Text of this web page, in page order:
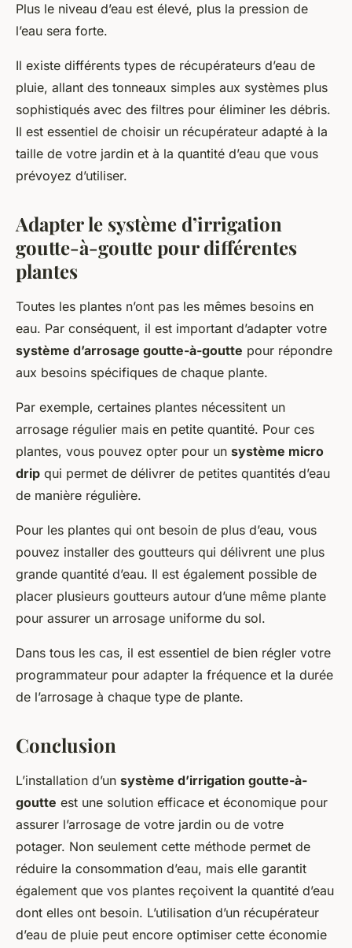
Plus le niveau d’eau est élevé, plus la pression de
l’eau sera forte.
Il existe différents types de récupérateurs d’eau de
pluie, allant des tonneaux simples aux systèmes plus
sophistiqués avec des filtres pour éliminer les débris.
Il est essentiel de choisir un récupérateur adapté à la
taille de votre jardin et à la quantité d’eau que vous
prévoyez d’utiliser.
Adapter le système d’irrigation
goutte-à-goutte pour différentes
plantes
Toutes les plantes n’ont pas les mêmes besoins en
eau. Par conséquent, il est important d’adapter votre
système d’arrosage goutte-à-goutte pour répondre
aux besoins spécifiques de chaque plante.
Par exemple, certaines plantes nécessitent un
arrosage régulier mais en petite quantité. Pour ces
plantes, vous pouvez opter pour un système micro
drip qui permet de délivrer de petites quantités d’eau
de manière régulière.
Pour les plantes qui ont besoin de plus d’eau, vous
pouvez installer des goutteurs qui délivrent une plus
grande quantité d’eau. Il est également possible de
placer plusieurs goutteurs autour d’une même plante
pour assurer un arrosage uniforme du sol.
Dans tous les cas, il est essentiel de bien régler votre
programmateur pour adapter la fréquence et la durée
de l’arrosage à chaque type de plante.
Conclusion
L’installation d’un système d’irrigation goutte-à-
goutte est une solution efficace et économique pour
assurer l’arrosage de votre jardin ou de votre
potager. Non seulement cette méthode permet de
réduire la consommation d’eau, mais elle garantit
également que vos plantes reçoivent la quantité d’eau
dont elles ont besoin. L’utilisation d’un récupérateur
d’eau de pluie peut encore optimiser cette économie